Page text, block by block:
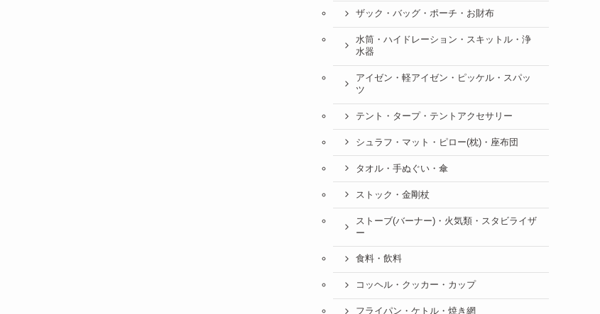
ザック・バッグ・ポーチ・お財布
水筒・ハイドレーション・スキットル・浄
水器
アイゼン・軽アイゼン・ピッケル・スパッ
ツ
テント・タープ・テントアクセサリー
シュラフ・マット・ピロー(枕)・座布団
タオル・手ぬぐい・傘
ストック・金剛杖
ストーブ(バーナー)・火気類・スタビライザ
ー
食料・飲料
コッヘル・クッカー・カップ
フライパン・ケトル・焼き網